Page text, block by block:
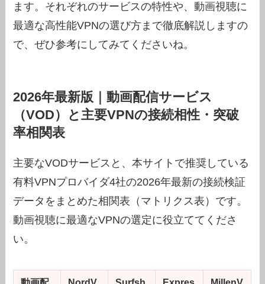
ます。それぞれのサービスの特性や、動画視聴に
最適な高性能VPNの選び方まで徹底解説しますの
で、ぜひ参考にしてみてくださいね。
2026年最新版｜動画配信サービス
（VOD）と主要VPNの接続相性・突破
率相関表
主要なVODサービスと、本サイトで推奨している
有料VPNプロバイダ4社の2026年最新の接続検証
データをまとめた相関表（マトリクス表）です。
動画視聴に最適なVPNの選定に役立ててくださ
い。